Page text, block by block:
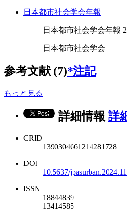
日本都市社会学会年報
日本都市社会学会年報
日本都市社会学会
参考文献 (7)*注記
もっと見る
詳細情報 詳
CRID
1390304661214281728
DOI
10.5637/
ISSN
18844839
13414585